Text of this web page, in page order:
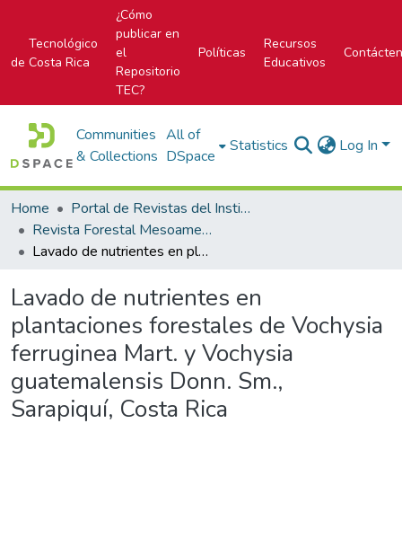
Tecnológico
de Costa Rica
¿Cómo
publicar en
el
Repositorio
TEC?
Políticas
Recursos
Educativos
Communities
& Collections
All of
DSpace
Statistics Log In
Home
Portal de Revistas del Instituto Tecnológico de Costa Rica
Revista Forestal Mesoamericana Kurú
Lavado de nutrientes en plantaciones forestales de Vochysia ferruginea Mart. y Vochysia guatemalensis Donn. Sm., Sarapiquí, Costa Rica
Lavado de nutrientes en
plantaciones forestales de Vochysia
ferruginea Mart. y Vochysia
guatemalensis Donn. Sm.,
Sarapiquí, Costa Rica